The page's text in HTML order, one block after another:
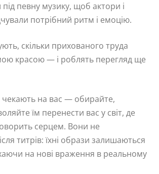
певну музику, щоб актори і
потрібний ритм і емоцію.
скільки прихованого труда
красою — і роблять перегляд ще
чекають на вас — обирайте,
їм перенести вас у світ, де
серцем. Вони не
титрів: їхні образи залишаються
на нові враження в реальному